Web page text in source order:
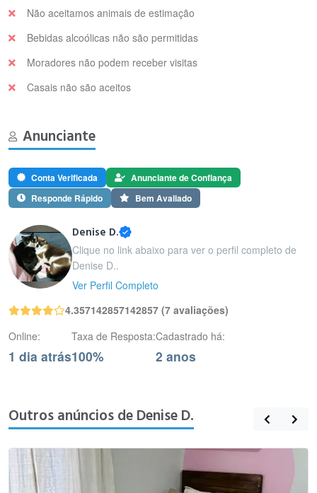
Não aceitamos animais de estimação
Bebidas alcoólicas não são permitidas
Moradores não podem receber visitas
Casais não são aceitos
Anunciante
Conta Verificada
Anunciante de Confiança
Responde Rápido
Bem Avaliado
Denise D.
Clique no link abaixo para ver o perfil completo de
Denise D..
Ver Perfil Completo
4.357142857142857 (7 avaliações)
Online:
1 dia atrás
Taxa de Resposta:
100%
Cadastrado há:
2 anos
Outros anúncios de Denise D.